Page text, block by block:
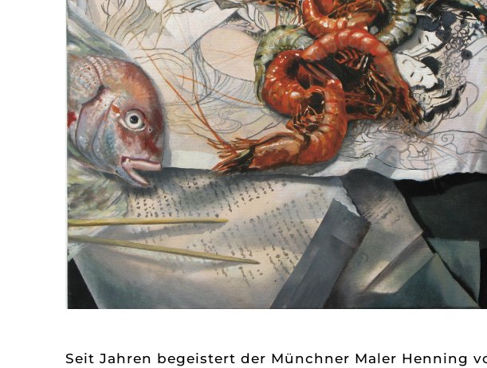
Seit Jahren begeistert der Münchner Maler Henning